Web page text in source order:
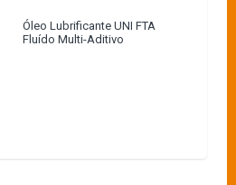
Óleo Lubrificante UNI FTA
Fluído Multi-Aditivo